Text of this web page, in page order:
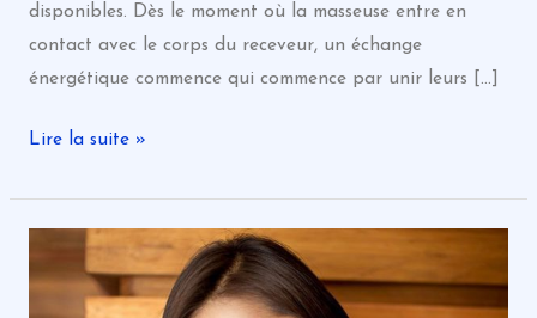
disponibles. Dès le moment où la masseuse entre en
contact avec le corps du receveur, un échange
énergétique commence qui commence par unir leurs […]
Lire la suite »
effets